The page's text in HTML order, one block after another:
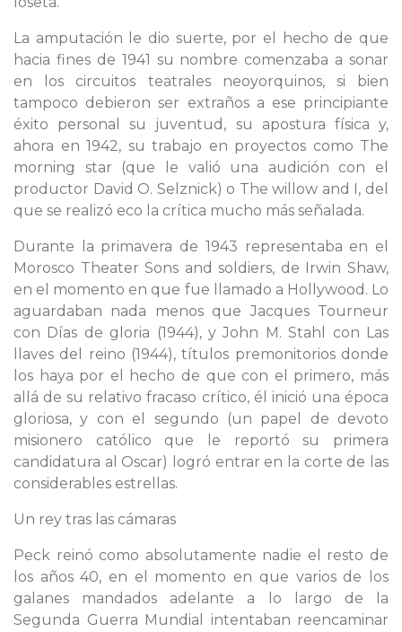
La amputación le dio suerte, por el hecho de que
hacia fines de 1941 su nombre comenzaba a sonar
en los circuitos teatrales neoyorquinos, si bien
tampoco debieron ser extraños a ese principiante
éxito personal su juventud, su apostura física y,
ahora en 1942, su trabajo en proyectos como The
morning star (que le valió una audición con el
productor David O. Selznick) o The willow and I, del
que se realizó eco la crítica mucho más señalada.
Durante la primavera de 1943 representaba en el
Morosco Theater Sons and soldiers, de Irwin Shaw,
en el momento en que fue llamado a Hollywood. Lo
aguardaban nada menos que Jacques Tourneur
con Días de gloria (1944), y John M. Stahl con Las
llaves del reino (1944), títulos premonitorios donde
los haya por el hecho de que con el primero, más
allá de su relativo fracaso crítico, él inició una época
gloriosa, y con el segundo (un papel de devoto
misionero católico que le reportó su primera
candidatura al Oscar) logró entrar en la corte de las
considerables estrellas.
Un rey tras las cámaras
Peck reinó como absolutamente nadie el resto de
los años 40, en el momento en que varios de los
galanes mandados adelante a lo largo de la
Segunda Guerra Mundial intentaban reencaminar